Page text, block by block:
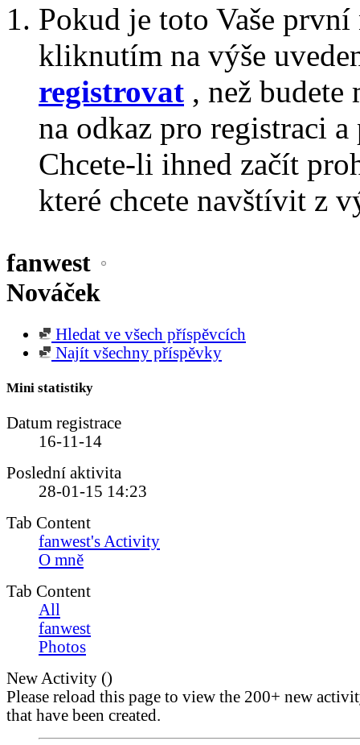
Pokud je toto Vaše
kliknutím na výše
registrovat , než
na odkaz pro registraci
Chcete-li ihned začít
které chcete navštívit z
fanwest
Nováček
Hledat ve všech příspěvcích
Najít všechny příspěvky
Mini statistiky
Datum registrace
16-11-14
Poslední aktivita
28-01-15 14:23
Tab Content
fanwest's Activity
O mně
Tab Content
All
fanwest
Photos
New Activity ()
Please reload this page to view the 200+ new
that have been created.